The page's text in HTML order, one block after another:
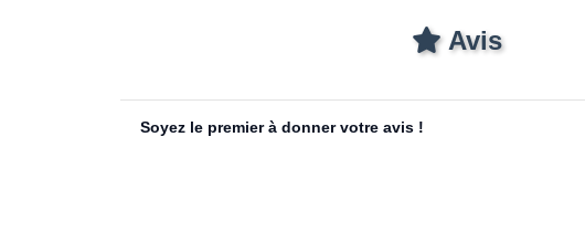
Avis
Soyez le premier à donner votre avis !